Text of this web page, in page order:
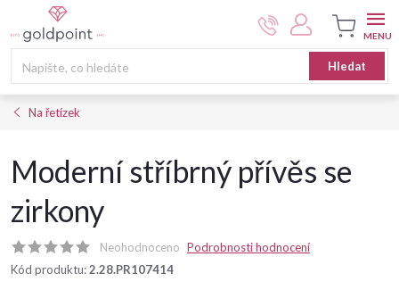
na
Hledat
Nákupní
košík
Na řetízek
Moderní stříbrný přívěs se
zirkony
Neohodnoceno Podrobnosti hodnocení
Kód produktu:2.28.PR107414